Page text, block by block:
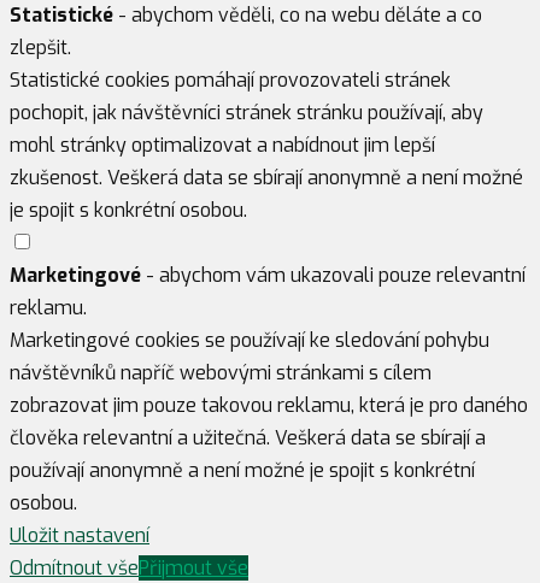
Statistické - abychom věděli, co na webu děláte a co
zlepšit.
Statistické cookies pomáhají provozovateli stránek
pochopit, jak návštěvníci stránek stránku používají, aby
mohl stránky optimalizovat a nabídnout jim lepší
zkušenost. Veškerá data se sbírají anonymně a není možné
je spojit s konkrétní osobou.
Marketingové - abychom vám ukazovali pouze relevantní
reklamu.
Marketingové cookies se používají ke sledování pohybu
návštěvníků napříč webovými stránkami s cílem
zobrazovat jim pouze takovou reklamu, která je pro daného
člověka relevantní a užitečná. Veškerá data se sbírají a
používají anonymně a není možné je spojit s konkrétní
osobou.
Uložit nastavení
Odmítnout všePřijmout vše